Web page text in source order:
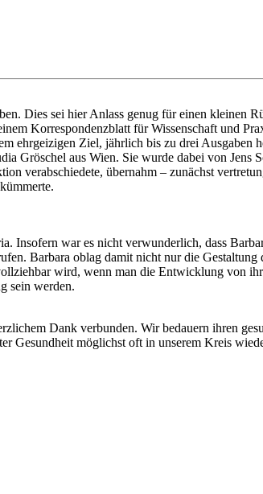
Dies sei hier Anlass genug für einen kleinen
Korrespondenzblatt für Wissenschaft und
ehrgeizigen Ziel, jährlich bis zu drei Ausgaben
Gröschel aus Wien. Sie wurde dabei von Jens
verabschiedete, übernahm – zunächst
Insofern war es nicht verwunderlich, dass
Barbara oblag damit nicht nur die Gestaltung
wird, wenn man die Entwicklung von
sein werden.
Dank verbunden. Wir bedauern ihren
Gesundheit möglichst oft in unserem Kreis